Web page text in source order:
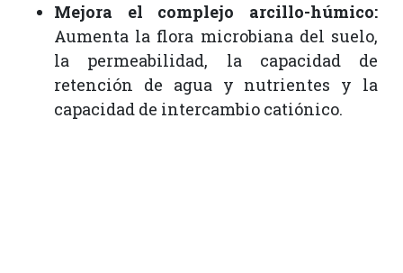
Mejora el complejo arcillo-húmico:
Aumenta la flora microbiana del suelo,
la permeabilidad, la capacidad de
retención de agua y nutrientes y la
capacidad de intercambio catiónico.